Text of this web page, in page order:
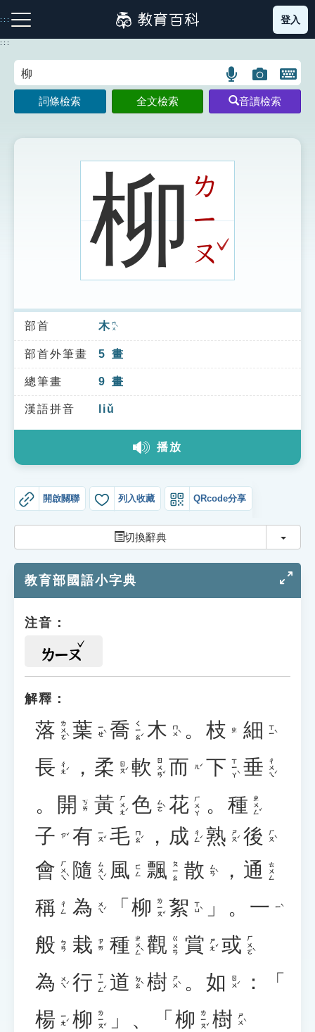
到
主
:::
注音索引圖示 筆畫索引圖示 部首索引表圖示
索引選單
知識索引
單字索引
生命大百科索引
教學應用
貓頭鷹博士
登入
:::
語
言
搜
示
圖
片
搜
開
鍵
圖
詞條檢索 全文檢索 音讀檢索
柳ㄌ
ㄧ
ㄡ
ˇ
部首 木ㄇㄨˋ
部首外筆畫 5 畫
總筆畫 9 畫
漢語拼音 liǔ
播放
開啟關聯 列入收藏 QRcode分享
切換辭典 切換
教育部國語小字典
注音：
ㄌㄧㄡ
解釋：
落 ㄌㄨㄛˋ 葉 ㄧㄝˋ 喬 ㄑㄧㄠˊ 木 ㄇㄨˋ 。 枝 ㄓ 細 ㄒㄧˋ
長 ㄔㄤˊ ， 柔 ㄖㄡˊ 軟 ㄖㄨㄢˇ 而 ㄦˊ 下 ㄒㄧㄚˋ 垂 ㄔㄨㄟˊ
。 開 ㄎㄞ 黃 ㄏㄨㄤˊ 色 ㄙㄜˋ 花 ㄏㄨㄚ 。 種 ㄓㄨㄥˇ
子 ㄗˇ 有 ㄧㄡˇ 毛 ㄇㄠˊ ， 成 ㄔㄥˊ 熟 ㄕㄡˊ 後 ㄏㄡˋ
會 ㄏㄨㄟˋ 隨 ㄙㄨㄟˊ 風 ㄈㄥ 飄 ㄆㄧㄠ 散 ㄙㄢˋ ， 通 ㄊㄨㄥ
稱 ㄔㄥ 為 ㄨㄟˊ 「 柳 ㄌㄧㄡˇ 絮 ㄒㄩˋ 」。 一 ㄧˋ
般 ㄅㄢ 栽 ㄗㄞ 種 ㄓㄨㄥˋ 觀 ㄍㄨㄢ 賞 ㄕㄤˇ 或 ㄏㄨㄛˋ
為 ㄨㄟˊ 行 ㄒㄧㄥˊ 道 ㄉㄠˋ 樹 ㄕㄨˋ 。 如 ㄖㄨˊ
：「
楊 ㄧㄤˊ 柳 ㄌㄧㄡˇ 」、「 柳 ㄌㄧㄡˇ 樹 ㄕㄨˋ